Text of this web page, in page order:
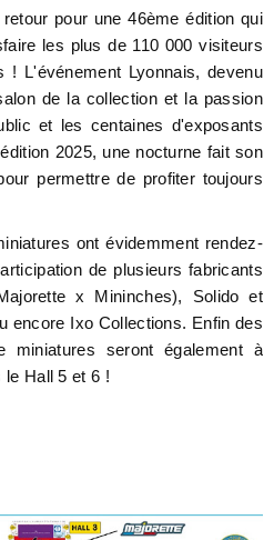
pour une 46ème édition qui
les plus de 110 000 visiteurs
! L'événement Lyonnais, devenu
de la collection et la passion
et les centaines d'exposants
2025, une nocturne fait son
permettre de profiter toujours
ont évidemment rendez-
de plusieurs fabricants
x Mininches), Solido et
encore Ixo Collections. Enfin des
miniatures seront également à
le Hall 5 et 6 !